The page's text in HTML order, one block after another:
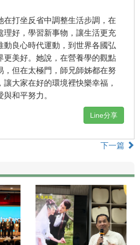
打坐反省中調整生活步調，在
理好，學習新事物，讓生活更充
動良心時代運動，到世界各國弘
更美好。她說，在營養學的觀點
，但在太極門，師兄師姊都在努
大家在好的環境裡快樂幸福，
和平努力。
Line分享
下一篇